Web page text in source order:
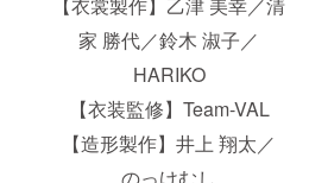
【衣裳製作】乙津 美幸／清
家 勝代／鈴木 淑子／
HARIKO
【衣装監修】Team-VAL
【造形製作】井上 翔太／